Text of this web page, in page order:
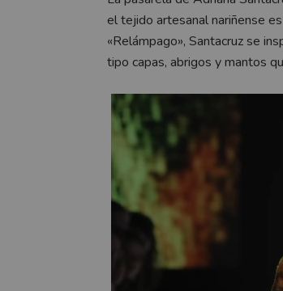
el tejido artesanal nariñense
«Relámpago», Santacruz se
tipo capas, abrigos y mantos